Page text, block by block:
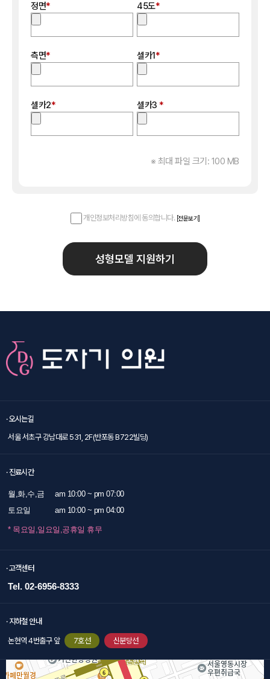
정면 45도
측면 셀카1
셀카2 셀카3
※ 최대 파일 크기: 100 MB
개인정보처리방침에 동의합니다. [전문보기]
성형모델 지원하기
· 오시는길
서울 서초구 강남대로 531, 2F(반포동 B722빌딩)
· 진료시간
월,화,수,금
am 10:00 ~ pm 07:00
토요일
am 10:00 ~ pm 04:00
* 목요일,일요일,공휴일 휴무
· 고객센터
Tel. 02-6956-8333
· 지하철 안내
논현역 4번출구 앞 7호선 신분당선